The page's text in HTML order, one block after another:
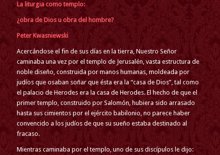
La liturgia como templo:
¿obra de Dios u obra del hombre?
Peter Kwasniewski
Acercándose el fin de sus días en la tierra, Nuestro Señor
caminaba una vez por el templo de Jerusalén, vasta estructura de
noble diseño, construida por manos humanas, moldeada por
judíos que osaban soñar que ésta era la “casa de Dios”, tal como
el palacio de Herodes era la casa de Herodes. El hecho de que el
primer templo, construido por Salomón, hubiera sido arrasado
hasta sus cimientos por el ejército babilonio, no parece haber
convencido a los judíos de que su sueño estaba destinado al
fracaso.
Mientras caminaba por el templo, uno de sus discípulos le dijo: